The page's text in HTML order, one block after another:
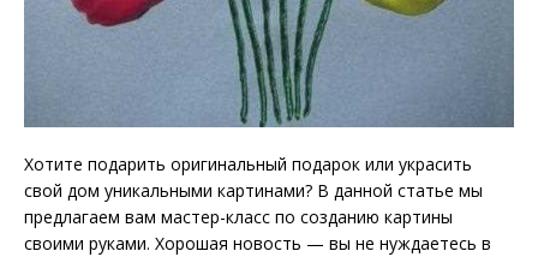
Хотите подарить оригинальный подарок или украсить
свой дом уникальными картинами? В данной статье мы
предлагаем вам мастер-класс по созданию картины
своими руками. Хорошая новость — вы не нуждаетесь в